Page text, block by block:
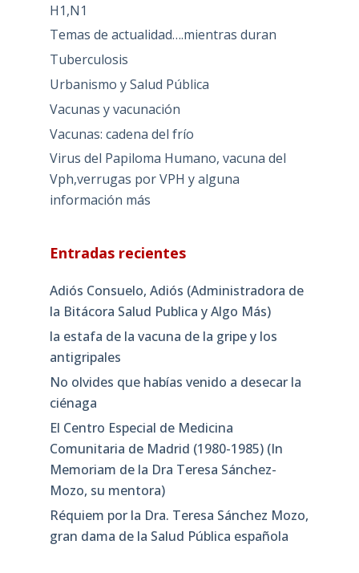
H1,N1
Temas de actualidad….mientras duran
Tuberculosis
Urbanismo y Salud Pública
Vacunas y vacunación
Vacunas: cadena del frío
Virus del Papiloma Humano, vacuna del
Vph,verrugas por VPH y alguna
información más
Entradas recientes
Adiós Consuelo, Adiós (Administradora de
la Bitácora Salud Publica y Algo Más)
la estafa de la vacuna de la gripe y los
antigripales
No olvides que habías venido a desecar la
ciénaga
El Centro Especial de Medicina
Comunitaria de Madrid (1980-1985) (In
Memoriam de la Dra Teresa Sánchez-
Mozo, su mentora)
Réquiem por la Dra. Teresa Sánchez Mozo,
gran dama de la Salud Pública española